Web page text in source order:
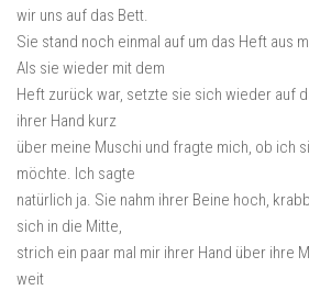
wir uns auf das Bett.
Sie stand noch einmal auf um das Heft aus
Als sie wieder mit dem
Heft zurück war, setzte sie sich wieder auf
ihrer Hand kurz
über meine Muschi und fragte mich, ob ich
möchte. Ich sagte
natürlich ja. Sie nahm ihrer Beine hoch,
sich in die Mitte,
strich ein paar mal mir ihrer Hand über ihre
weit